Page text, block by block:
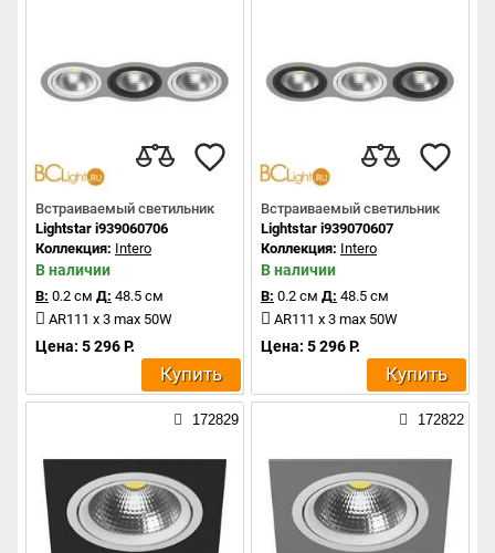
Встраиваемый светильник
Lightstar i939060706
Коллекция: Intero
В наличии
В: 0.2 см Д: 48.5 см
AR111 x 3 max 50W
Цена: 5 296 Р.
Купить
Встраиваемый светильник
Lightstar i939070607
Коллекция: Intero
В наличии
В: 0.2 см Д: 48.5 см
AR111 x 3 max 50W
Цена: 5 296 Р.
Купить
172829 172822